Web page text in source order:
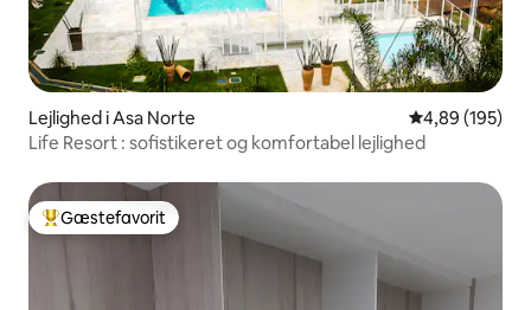
Lejlighed i Asa Norte 4,89 ud af 5 i
4,89 (195)
Life Resort : sofistikeret og komfortabel lejlighed
Bedste gæstefavorit
Gæstefavorit